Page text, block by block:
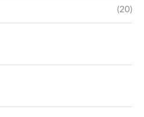
(20)